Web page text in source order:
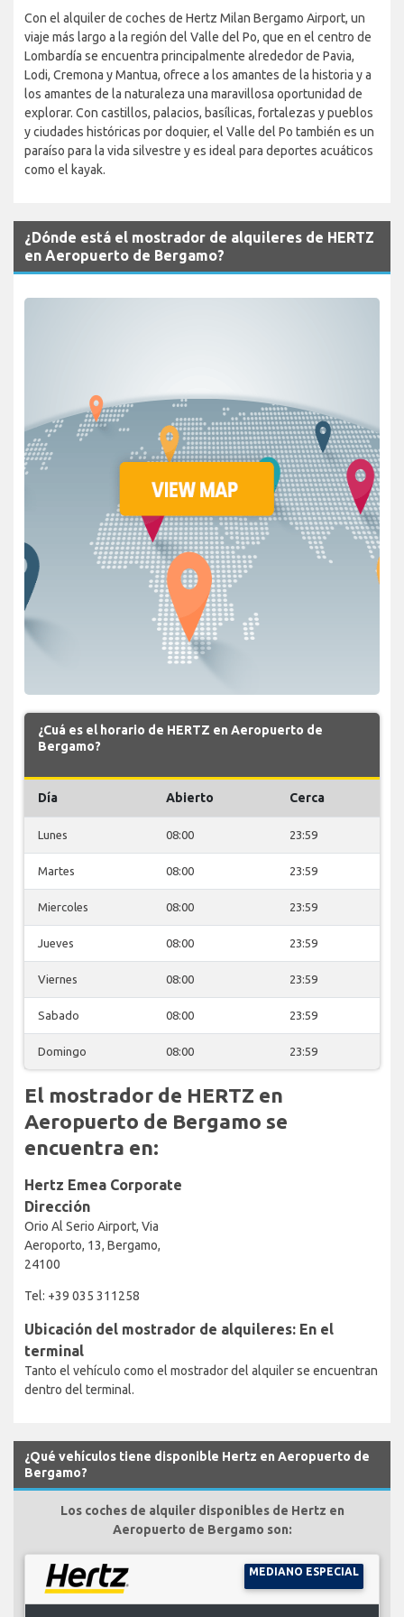
Con el alquiler de coches de Hertz Milan Bergamo Airport, un
viaje más largo a la región del Valle del Po, que en el centro de
Lombardía se encuentra principalmente alrededor de Pavia,
Lodi, Cremona y Mantua, ofrece a los amantes de la historia y a
los amantes de la naturaleza una maravillosa oportunidad de
explorar. Con castillos, palacios, basílicas, fortalezas y pueblos
y ciudades históricas por doquier, el Valle del Po también es un
paraíso para la vida silvestre y es ideal para deportes acuáticos
como el kayak.
¿Dónde está el mostrador de alquileres de HERTZ
en Aeropuerto de Bergamo?
¿Cuá es el horario de HERTZ en Aeropuerto de
Bergamo?
Día Abierto Cerca
Lunes 08:00 23:59
Martes 08:00 23:59
Miercoles 08:00 23:59
Jueves 08:00 23:59
Viernes 08:00 23:59
Sabado 08:00 23:59
Domingo 08:00 23:59
El mostrador de HERTZ en
Aeropuerto de Bergamo se
encuentra en:
Hertz Emea Corporate
Dirección
Orio Al Serio Airport, Via
Aeroporto, 13, Bergamo,
24100
Tel: +39 035 311258
Ubicación del mostrador de alquileres: En el
terminal
Tanto el vehículo como el mostrador del alquiler se encuentran
dentro del terminal.
¿Qué vehículos tiene disponible Hertz en Aeropuerto de
Bergamo?
Los coches de alquiler disponibles de Hertz en
Aeropuerto de Bergamo son:
MEDIANO ESPECIAL